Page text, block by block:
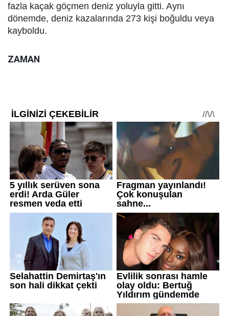
fazla kaçak göçmen deniz yoluyla gitti. Aynı
dönemde, deniz kazalarında 273 kişi boğuldu veya
kayboldu.
ZAMAN